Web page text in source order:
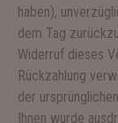
haben),
dem Tag
Widerruf dieses
Rückzahlung
der
Ihnen wurde